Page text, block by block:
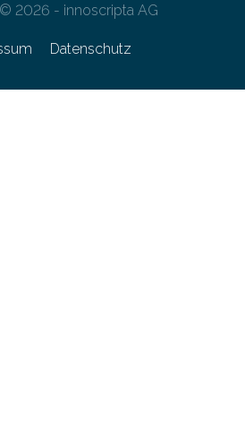
2026 - innoscripta AG
Datenschutz